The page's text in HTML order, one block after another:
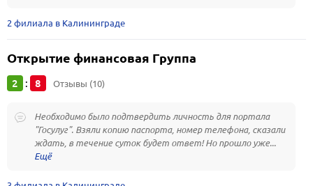
2 филиала в Калининграде
Открытие финансовая Группа
2 : 8 Отзывы (10)
Необходимо было подтвердить личность для портала
"Госулуг". Взяли копию паспорта, номер телефона, сказали
ждать, в течение суток будет ответ! Но прошло уже...